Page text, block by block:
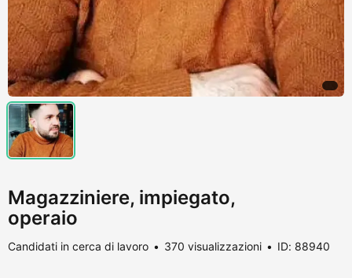
Magazziniere, impiegato,
operaio
Candidati in cerca di lavoro 370 visualizzazioni ID: 88940